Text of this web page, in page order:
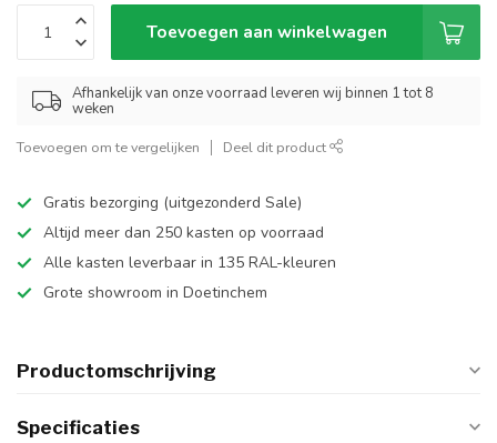
Toevoegen aan winkelwagen
Afhankelijk van onze voorraad leveren wij binnen 1 tot 8
weken
Toevoegen om te vergelijken Deel dit product
Gratis bezorging (uitgezonderd Sale)
Altijd meer dan 250 kasten op voorraad
Alle kasten leverbaar in 135 RAL-kleuren
Grote showroom in Doetinchem
Productomschrijving
Specificaties